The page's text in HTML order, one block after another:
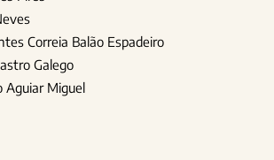
Correia Balão Espadeiro
Galego
Aguiar Miguel